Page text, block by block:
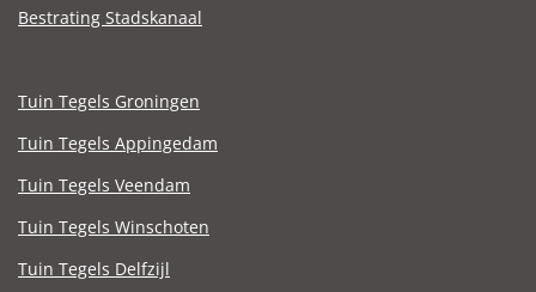
Bestrating Stadskanaal
Tuin Tegels Groningen
Tuin Tegels Appingedam
Tuin Tegels Veendam
Tuin Tegels Winschoten
Tuin Tegels Delfzijl